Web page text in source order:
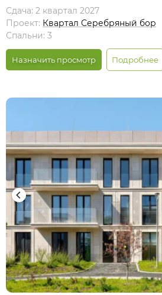
Сдача: 2 квартал 2027
Проект: Квартал Серебряный бор
Спальни: 3
Назначить просмотр Подробнее